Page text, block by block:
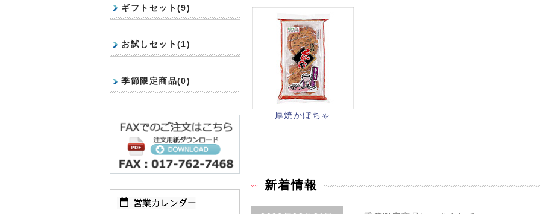
厚焼かぼちゃ
新着情報
ギフトセット(9)
お試しセット(1)
季節限定商品(0)